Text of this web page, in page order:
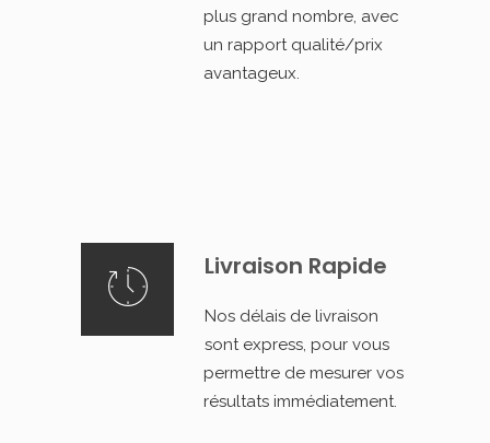
plus grand nombre, avec
un rapport qualité/prix
avantageux.
Livraison Rapide
Nos délais de livraison
sont express, pour vous
permettre de mesurer vos
résultats immédiatement.